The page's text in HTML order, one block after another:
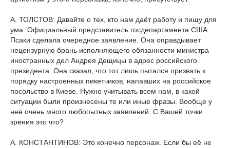
А. ТОЛСТОВ: Давайте о тех, кто нам даёт работу и пищу для
ума. Официальный представитель госдепартамента США
Псаки сделала очередное заявление. Она оправдывает
нецензурную брань исполняющего обязанности министра
иностранных дел Андрея Дещицы в адрес российского
президента. Она сказал, что тот лишь пытался призвать к
порядку настроенных пикетчиков, напавших на российское
посольство в Киеве. Нужно учитывать всем нам, в какой
ситуации были произнесены те или иные фразы. Вообще у
неё очень много любопытных заявлений. С Вашей точки
зрения это что?
А. КОНСТАНТИНОВ: Это конечно персонаж. Если бы её не